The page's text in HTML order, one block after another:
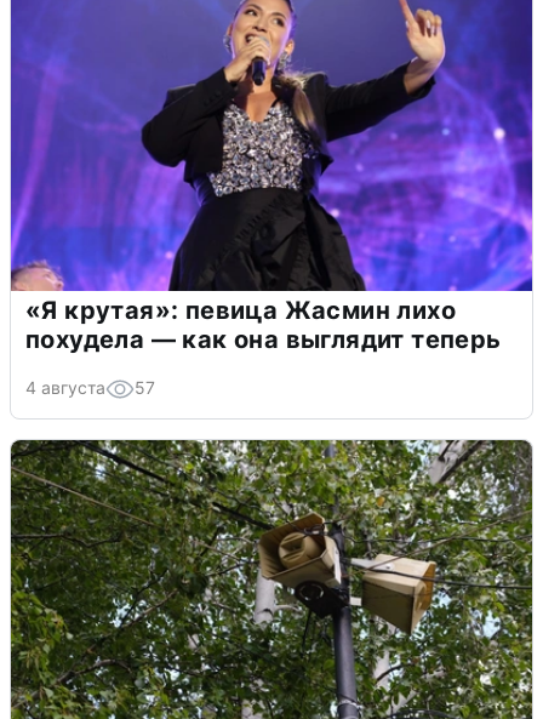
«Я крутая»: певица Жасмин лихо
похудела — как она выглядит теперь
4 августа 57